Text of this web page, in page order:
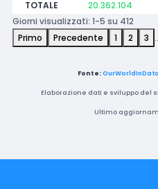
TOTALE 20.362.104
Giorni visualizzati: 1-5 su 412
Primo
Precedente 1 2 3
Fonte: OurWorldInData
Elaborazione dati e sviluppo del
Ultimo